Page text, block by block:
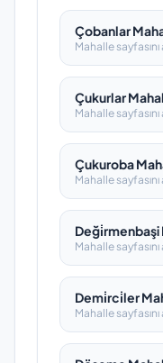
Çobanlar
Mahalle sayfasını
Çukurlar
Mahalle sayfasını
Çukuroba
Mahalle sayfasını
Deği̇rmenbaşi
Mahalle sayfasını
Demi̇rci̇ler
Mahalle sayfasını